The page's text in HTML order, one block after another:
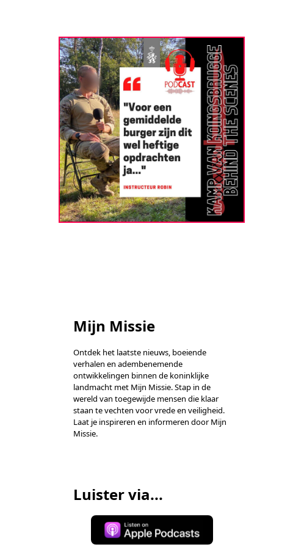
Mijn Missie
Ontdek het laatste nieuws, boeiende
verhalen en adembenemende
ontwikkelingen binnen de koninklijke
landmacht met Mijn Missie. Stap in de
wereld van toegewijde mensen die klaar
staan te vechten voor vrede en veiligheid.
Laat je inspireren en informeren door Mijn
Missie.
Luister via...